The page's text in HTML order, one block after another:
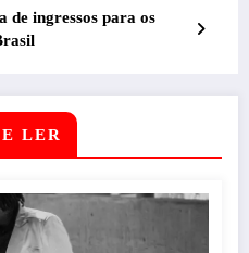
de ingressos para os
LER